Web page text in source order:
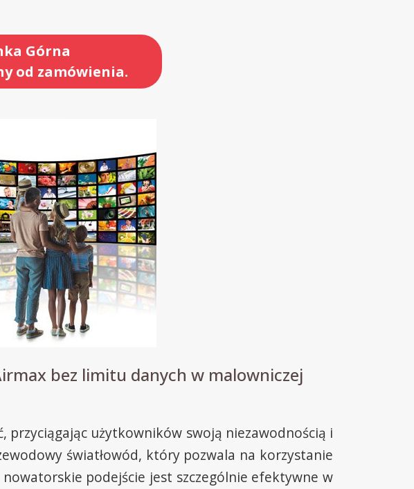
Górna
od zamówienia.
bez limitu danych w malowniczej
przyciągając użytkowników swoją niezawodnością i
światłowód, który pozwala na korzystanie
podejście jest szczególnie efektywne w